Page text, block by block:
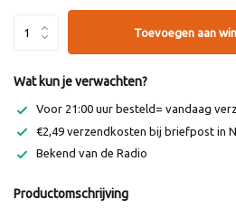
Toevoegen aan
Wat kun je verwachten?
Voor 21:00 uur besteld= vandaag
€2,49 verzendkosten bij briefpost in
Bekend van de Radio
Productomschrijving